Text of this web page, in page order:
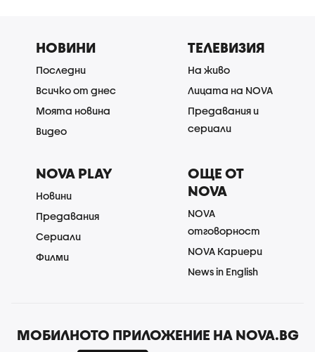
НОВИНИ
Последни
Всичко от днес
Моята новина
Видео
ТЕЛЕВИЗИЯ
На живо
Лицата на NOVA
Предавания и
сериали
NOVA PLAY
Новини
Предавания
Сериали
Филми
ОЩЕ ОТ
NOVA
NOVA
отговорност
NOVA Кариери
News in English
МОБИЛНОТО ПРИЛОЖЕНИЕ НА NOVA.BG